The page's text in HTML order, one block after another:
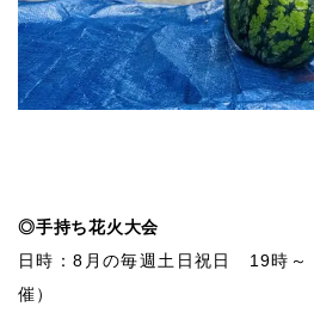
◎手持ち花火大会
日時：8月の毎週土日祝日 19時～
催）